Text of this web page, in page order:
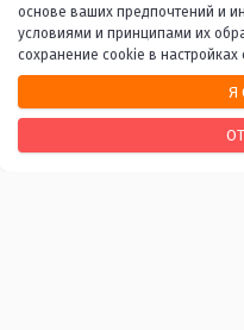
НАШИ КОНТАКТЫ
основе ваших предпочтений и
условиями и принципами их
сохранение cookie в настройках
Я